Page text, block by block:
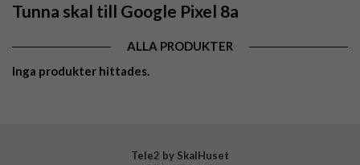
Tunna skal till Google Pixel 8a
ALLA PRODUKTER
Inga produkter hittades.
Tele2 by SkalHuset